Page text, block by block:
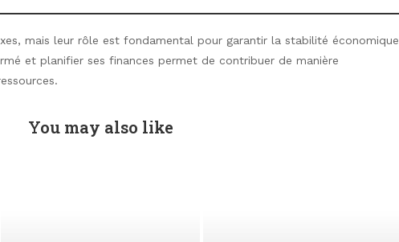
mais leur rôle est fondamental pour garantir la stabilité économique
et planifier ses finances permet de contribuer de manière
You may also like